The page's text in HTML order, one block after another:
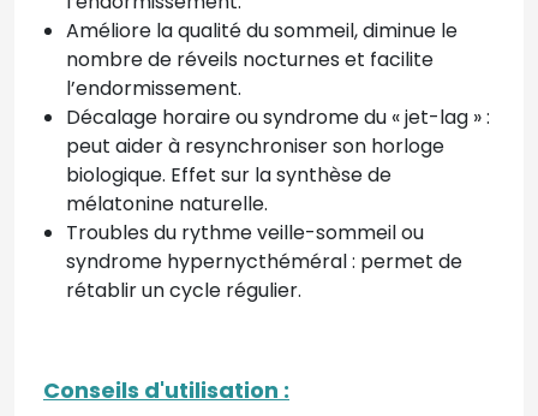
Améliore la qualité du sommeil, diminue le
nombre de réveils nocturnes et facilite
l’endormissement.
Décalage horaire ou syndrome du « jet-lag » :
peut aider à resynchroniser son horloge
biologique. Effet sur la synthèse de
mélatonine naturelle.
Troubles du rythme veille-sommeil ou
syndrome hypernycthéméral : permet de
rétablir un cycle régulier.
Conseils d'utilisation :